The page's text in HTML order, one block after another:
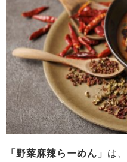
「野菜麻辣らーめん」 は、